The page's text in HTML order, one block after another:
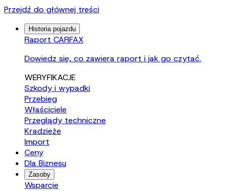
Przejdź do głównej treści
Historia pojazdu
Raport CARFAX
Dowiedz się, co zawiera raport i jak go czytać.
WERYFIKACJE
Szkody i wypadki
Przebieg
Właściciele
Przeglądy techniczne
Kradzieże
Import
Ceny
Dla Biznesu
Zasoby
Wsparcie